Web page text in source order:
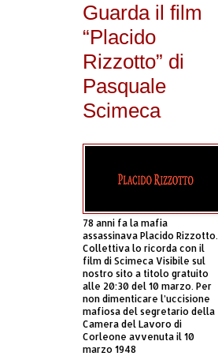
Guarda il film
“Placido
Rizzotto” di
Pasquale
Scimeca
78 anni fa la mafia
assassinava Placido Rizzotto.
Collettiva lo ricorda con il
film di Scimeca Visibile sul
nostro sito a titolo gratuito
alle 20:30 del 10 marzo. Per
non dimenticare l’uccisione
mafiosa del segretario della
Camera del Lavoro di
Corleone avvenuta il 10
marzo 1948